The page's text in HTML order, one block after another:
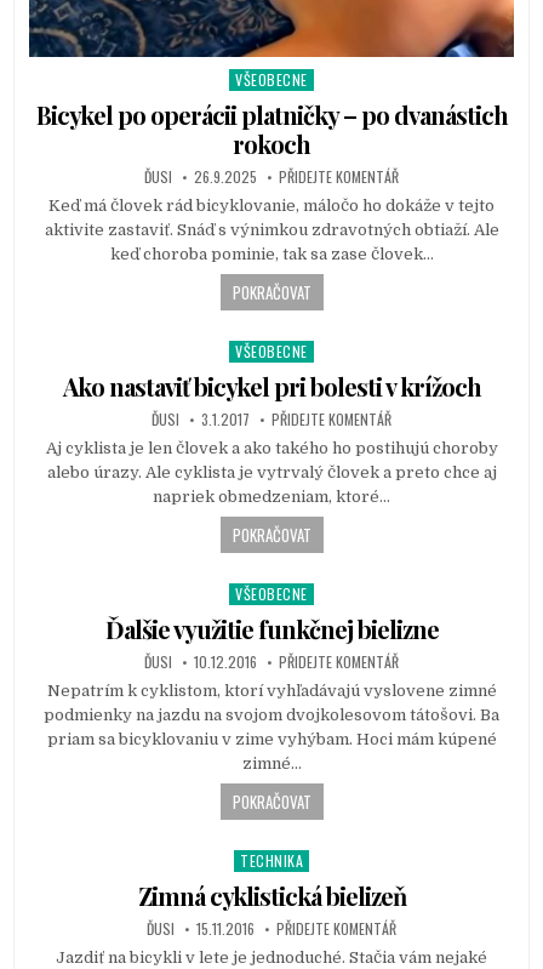
P
o
s
t
e
d
i
n
VŠEOBECNE
Bicykel po operácii platničky – po dvanástich
rokoch
ĎUSI 26.9.2025 PŘIDEJTE KOMENTÁŘ
Keď má človek rád bicyklovanie, máločo ho dokáže v tejto
aktivite zastaviť. Snáď s výnimkou zdravotných obtiaží. Ale
keď choroba pominie, tak sa zase človek…
POKRAČOVAT
P
o
s
t
e
d
i
n
VŠEOBECNE
Ako nastaviť bicykel pri bolesti v krížoch
ĎUSI 3.1.2017 PŘIDEJTE KOMENTÁŘ
Aj cyklista je len človek a ako takého ho postihujú choroby
alebo úrazy. Ale cyklista je vytrvalý človek a preto chce aj
napriek obmedzeniam, ktoré…
POKRAČOVAT
P
o
s
t
e
d
i
VŠEOBECNE
Ďalšie využitie funkčnej bielizne
ĎUSI 10.12.2016 PŘIDEJTE KOMENTÁŘ
Nepatrím k cyklistom, ktorí vyhľadávajú vyslovene zimné
podmienky na jazdu na svojom dvojkolesovom tátošovi. Ba
priam sa bicyklovaniu v zime vyhýbam. Hoci mám kúpené
zimné…
POKRAČOVAT
P
o
s
t
e
TECHNIKA
Zimná cyklistická bielizeň
ĎUSI 15.11.2016 PŘIDEJTE KOMENTÁŘ
Jazdiť na bicykli v lete je jednoduché. Stačia vám nejaké